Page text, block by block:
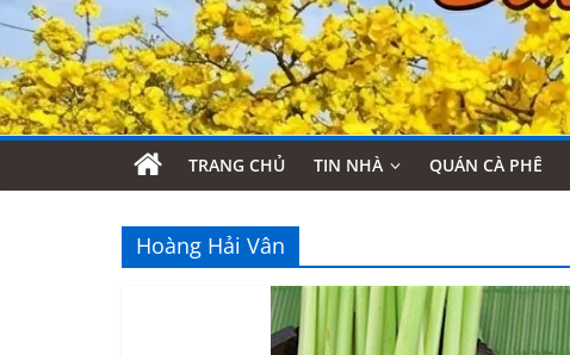
TRANG CHỦ TIN NHÀ QUÁN CÀ PHÊ
Hoàng Hải Vân